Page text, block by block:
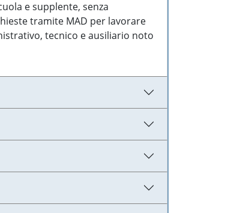
e supplente, senza
tramite MAD per lavorare
tecnico e ausiliario noto